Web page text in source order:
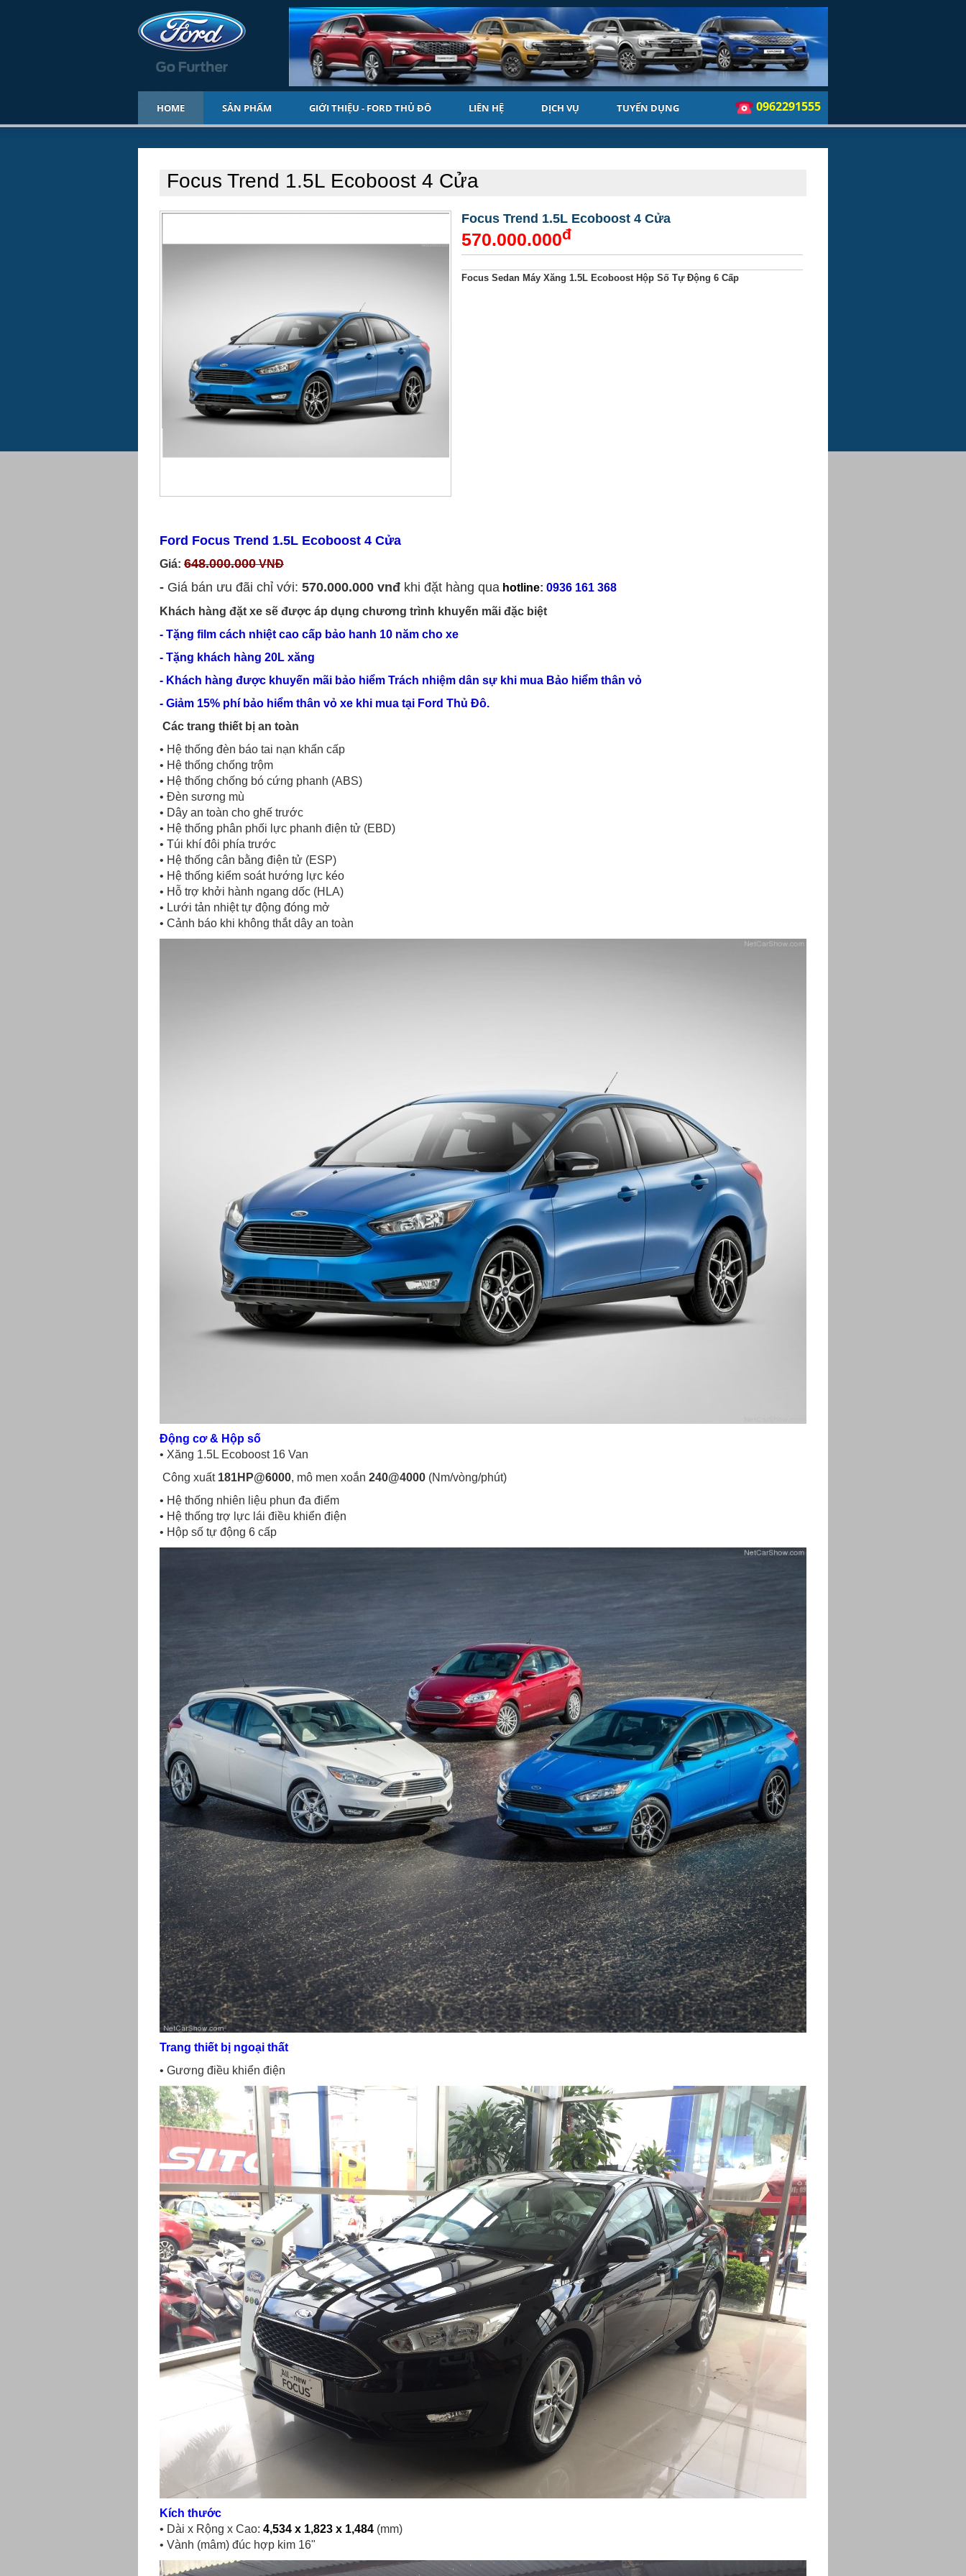
HOME SẢN PHẨM GIỚI THIỆU - FORD THỦ ĐÔ LIÊN HỆ DỊCH VỤ TUYỂN DỤNG 0962291555
Focus Trend 1.5L Ecoboost 4 Cửa
Focus Trend 1.5L Ecoboost 4 Cửa
570.000.000đ
Focus Sedan Máy Xăng 1.5L Ecoboost Hộp Số Tự Động 6 Cấp
Ford Focus Trend 1.5L Ecoboost 4 Cửa
Giá: 648.000.000VNĐ
- Giá bán ưu đãi chỉ với: 570.000.000 vnđ khi đặt hàng qua hotline: 0936 161 368
Khách hàng đặt xe sẽ được áp dụng chương trình khuyến mãi đặc biệt
- Tặng film cách nhiệt cao cấp bảo hanh 10 năm cho xe
- Tặng khách hàng 20L xăng
- Khách hàng được khuyến mãi bảo hiểm Trách nhiệm dân sự khi mua Bảo hiểm thân vỏ
- Giảm 15% phí bảo hiểm thân vỏ xe khi mua tại Ford Thủ Đô.
Các trang thiết bị an toàn
• Hệ thống đèn báo tai nạn khẩn cấp
• Hệ thống chống trộm
• Hệ thống chống bó cứng phanh (ABS)
• Đèn sương mù
• Dây an toàn cho ghế trước
• Hệ thống phân phối lực phanh điện tử (EBD)
• Túi khí đôi phía trước
• Hệ thống cân bằng điện tử (ESP)
• Hệ thống kiểm soát hướng lực kéo
• Hỗ trợ khởi hành ngang dốc (HLA)
• Lưới tản nhiệt tự động đóng mở
• Cảnh báo khi không thắt dây an toàn
Động cơ & Hộp số
• Xăng 1.5L Ecoboost 16 Van
Công xuất 181HP@6000, mô men xoắn 240@4000 (Nm/vòng/phút)
• Hệ thống nhiên liệu phun đa điểm
• Hệ thống trợ lực lái điều khiển điện
• Hộp số tự động 6 cấp
Trang thiết bị ngoại thất
• Gương điều khiển điện
Kích thước
• Dài x Rộng x Cao: 4,534 x 1,823 x 1,484 (mm)
• Vành (mâm) đúc hợp kim 16"